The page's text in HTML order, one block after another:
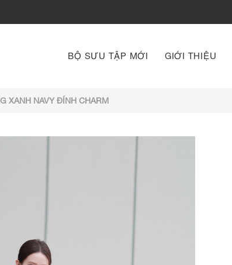
BỘ SƯU TẬP MỚI GIỚI THIỆU
XANH NAVY ĐÍNH CHARM